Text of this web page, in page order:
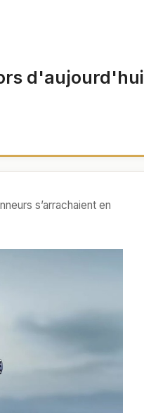
d'aujourd'hui
s’arrachaient en